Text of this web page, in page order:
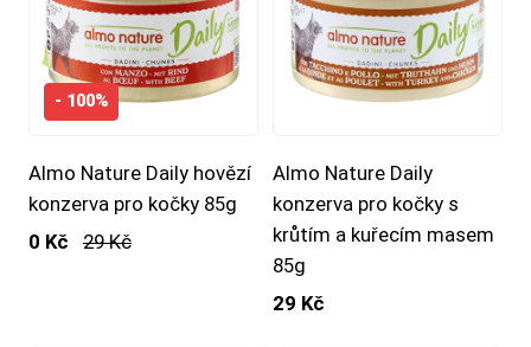
- 100%
Almo Nature Daily hovězí
konzerva pro kočky 85g
0 Kč
29 Kč
Almo Nature Daily
konzerva pro kočky s
krůtím a kuřecím masem
85g
29 Kč